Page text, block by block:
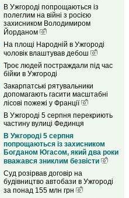
В Ужгороді попрощаються із
полеглим на війні з росією
захисником Володимиром
Йорданом
На площі Народній в Ужгороді
чоловік влаштував дебош
Троє людей постраждали під час
бійки в Ужгороді
Закарпатські рятувальники
допомагають гасити масштабні
лісові пожежі у Франції
В Ужгороді 5 серпня перекриють
частину вулиці Фединця
В Ужгороді 5 серпня
попрощаються із захисником
Богданом Югасом, який два роки
вважався зниклим безвісти
Суд розірвав договір на
будівництво автобази в Ужгороді
за понад 155 млн грн